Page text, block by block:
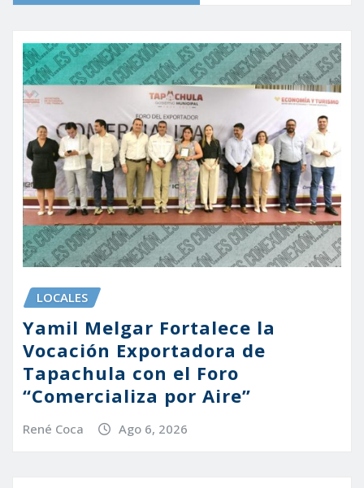
LOCALES
Yamil Melgar Fortalece la
Vocación Exportadora de
Tapachula con el Foro
“Comercializa por Aire”
René Coca Ago 6, 2026